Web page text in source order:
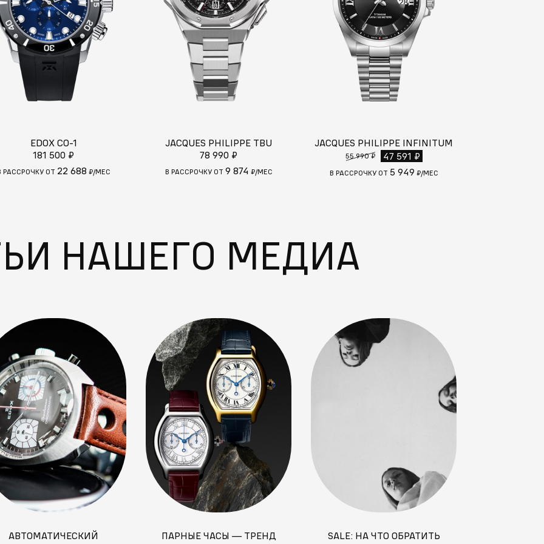
EDOX CO-1
181 500 ₽
РАССРОЧКУ ОТ 22 688 ₽/МЕС
JACQUES PHILIPPE TBU
78 990 ₽
В РАССРОЧКУ ОТ 9 874 ₽/МЕС
JACQUES PHILIPPE INFINITUM
55 990 ₽ 47 591 ₽
В РАССРОЧКУ ОТ 5 949 ₽/МЕС
НАШЕГО МЕДИА
АВТОМАТИЧЕСКИЙ
ПАРНЫЕ ЧАСЫ — ТРЕНД
SALE: НА ЧТО ОБРАТИТЬ